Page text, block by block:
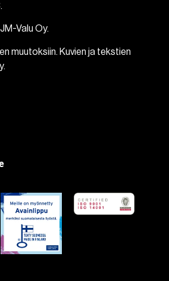
Valu Oy.
muutoksiin. Kuvien ja tekstien